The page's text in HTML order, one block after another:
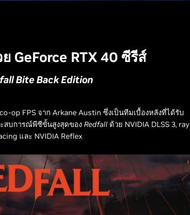
GeForce RTX 40 ซีรีส์
Bite Back Edition
op FPS จาก Arkane Austin ซึ่งเป็นทีมเบื้องหลังที่ได้รับ
ะสบการณ์พีซีขั้นสูงสุดของ Redfallด้วย NVIDIA DLSS 3, ray
และ NVIDIA Reflex